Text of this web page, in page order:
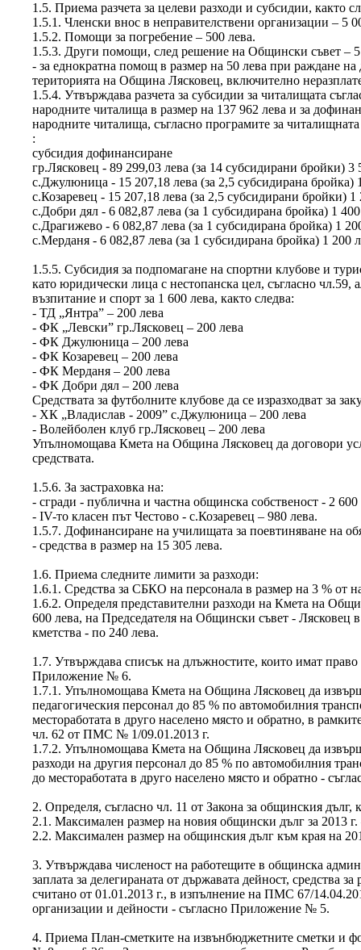
1.5. Приема разчета за целеви разходи и субсидии, както
1.5.1. Членски внос в неправителствени организации – 5
1.5.2. Помощи за погребение – 500 лева.
1.5.3. Други помощи, след решение на Общински съвет – 5
- за еднократна помощ в размер на 50 лева при раждане
територията на Община Лясковец, включително
1.5.4. Утвърждава разчета за субсидии за читалищата
народните читалища в размер на 137 962 лева и за
народните читалища, съгласно програмите за
:
субсидия дофинансиране
гр.Лясковец - 89 299,03 лева (за 14 субсидирани бройки) 3
с.Джулюница - 15 207,18 лева (за 2,5 субсидирана бройка)
с.Козаревец - 15 207,18 лева (за 2,5 субсидирани бройки) 1
с.Добри дял - 6 082,87 лева (за 1 субсидирана бройка) 1
с.Драгижево - 6 082,87 лева (за 1 субсидирана бройка) 1
с.Мерданя - 6 082,87 лева (за 1 субсидирана бройка) 1 200
1.5.5. Субсидия за подпомагане на спортни клубове и
като юридически лица с нестопанска цел, съгласно чл.59,
възпитание и спорт за 1 600 лева, както следва:
- ТД „Янтра” – 200 лева
- ФК „Левски” гр.Лясковец – 200 лева
- ФК Джулюница – 200 лева
- ФК Козаревец – 200 лева
- ФК Мерданя – 200 лева
- ФК Добри дял – 200 лева
Средствата за футболните клубове да се изразходват за
- ХК „Владислав - 2009” с.Джулюница – 200 лева
- Волейболен клуб гр.Лясковец – 200 лева
Упълномощава Кмета на Община Лясковец да договори
средствата.
1.5.6. За застраховка на:
- сгради - публична и частна общинска собственост - 2 600
- IV-то класен път Честово - с.Козаревец – 980 лева.
1.5.7. Дофинансиране на училищата за поевтиняване на
- средства в размер на 15 305 лева.
1.6. Приема следните лимити за разходи:
1.6.1. Средства за СБКО на персонала в размер на 3 % от
1.6.2. Определя представителни разходи на Кмета на
600 лева, на Председателя на Общински съвет - Лясковец
кметства - по 240 лева.
1.7. Утвърждава списък на длъжностите, които имат право
Приложение № 6.
1.7.1. Упълномощава Кмета на Община Лясковец да
педагогическия персонал до 85 % по автомобилния
местоработата в друго населено място и обратно, в
чл. 62 от ПМС № 1/09.01.2013 г.
1.7.2. Упълномощава Кмета на Община Лясковец да
разходи на другия персонал до 85 % по автомобилния
до местоработата в друго населено място и обратно -
2. Определя, съгласно чл. 11 от Закона за общинския дълг,
2.1. Максимален размер на новия общински дълг за 2013 г.
2.2. Максимален размер на общинския дълг към края на
3. Утвърждава численост на работещите в общинска
заплата за делегираната от държавата дейност, средства
считано от 01.01.2013 г., в изпълнение на ПМС 67/
организации и дейности - съгласно Приложение № 5.
4. Приема План-сметките на извънбюджетните сметки и